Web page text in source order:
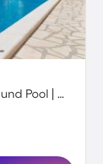
Ferienwohnung mit Grill, Terrasse und Pool | Meerblick